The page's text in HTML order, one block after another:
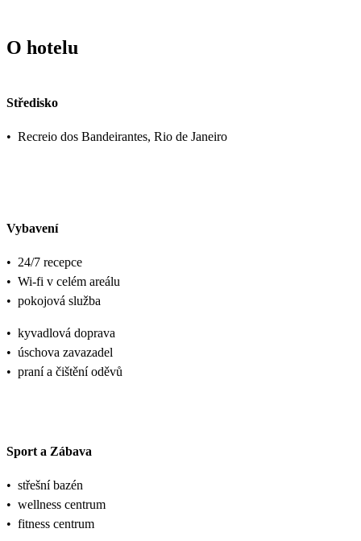
O hotelu
Středisko
• Recreio dos Bandeirantes, Rio de Janeiro
Vybavení
• 24/7 recepce
• Wi-fi v celém areálu
• pokojová služba
• kyvadlová doprava
• úschova zavazadel
• praní a čištění oděvů
Sport a Zábava
• střešní bazén
• wellness centrum
• fitness centrum